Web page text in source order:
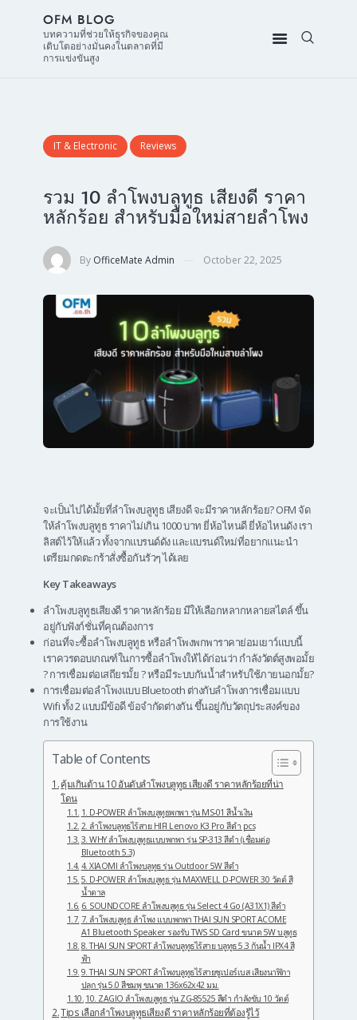
OFM BLOG
บทความที่ช่วยให้ธุรกิจของคุณ
เติบโตอย่างมั่นคงในตลาดที่มี
การแข่งขันสูง
IT & Electronic Reviews
รวม 10 ลำโพงบลูทูธ เสียงดี ราคา
หลักร้อย สำหรับมือใหม่สายลำโพง
By OfficeMate Admin October 22, 2025
จะเป็นไปได้มั้ยที่ลำโพงบลูทูธ เสียงดี จะมีราคาหลักร้อย? OFM จัด
ให้ลำโพงบลูทูธ ราคาไม่เกิน 1000 บาท ยี่ห้อไหนดี ยี่ห้อไหนดัง เรา
ลิสต์ไว้ให้แล้ว ทั้งจากแบรนด์ดัง และแบรนด์ใหม่ที่อยากแนะนำ
เตรียมกดตะกร้าสั่งซื้อกันรัวๆ ได้เลย
Key Takeaways
ลำโพงบลูทูธเสียงดี ราคาหลักร้อย มีให้เลือกหลากหลายสไตล์ ขึ้น
อยู่กับฟังก์ชั่นที่คุณต้องการ
ก่อนที่จะซื้อลำโพงบลูทูธ หรือลำโพงพกพาราคาย่อมเยาว์แบบนี้
เราควรตอบเกณฑ์ในการซื้อลำโพงให้ได้ก่อนว่า กำลังวัตต์สูงพอมั้ย
? การเชื่อมต่อเสถียรมั้ย ? หรือมีระบบกันน้ำสำหรับใช้ภายนอกมั้ย?
การเชื่อมต่อลำโพงแบบ Bluetooth ต่างกับลำโพงการเชื่อมแบบ
Wifi ทั้ง 2 แบบมีข้อดี ข้อจำกัดต่างกัน ขึ้นอยู่กับวัตถุประสงค์ของ
การใช้งาน
Table of Contents
คุ้มเกินต้าน 10 อันดับลําโพงบลูทูธ เสียงดี ราคาหลักร้อยที่น่า
โดน
1. D-POWER ลำโพงบลูทูธพกพา รุ่น MS-01 สีน้ำเงิน
2. ลําโพงบลูทูธไร้สาย HIFI Lenovo K3 Pro สีดำ pcs
3. WHY ลำโพงบลูทูธแบบพกพา รุ่น SP-313 สีดำ (เชื่อมต่อ
Bluetooth 5.3)
4. XIAOMI ลำโพงบลูทูธ รุ่น Outdoor 5W สีดำ
5. D-POWER ลำโพงบลูทูธ รุ่น MAXWELL D-POWER 30 วัตต์ สี
น้ำตาล
6. SOUNDCORE ลำโพงบลูทูธ รุ่น Select 4 Go (A31X1) สีดำ
7. ลำโพงบลูทูธ ลำโพง แบบพกพา THAI SUN SPORT ACOME
A1 Bluetooth Speaker รองรับ TWS SD Card ขนาด 5W บลูทูธ
8. THAI SUN SPORT ลำโพงบลูทูธไร้สาย บลูทูธ 5.3 กันน้ำ IPX4 สี
ฟ้า
9. THAI SUN SPORT ลำโพงบลูทูธไร้สายซูเปอร์เบส เสียงนาฬิกา
ปลุก รุ่น 5.0 สีชมพู ขนาด 136x62x42 มม.
10. ZAGIO ลำโพงบลูทูธ รุ่น ZG-85525 สีดำ กำลังขับ 10 วัตต์
Tips เลือกลำโพงบลูทูธเสียงดี ราคาหลักร้อยที่ต้องรู้ไว้